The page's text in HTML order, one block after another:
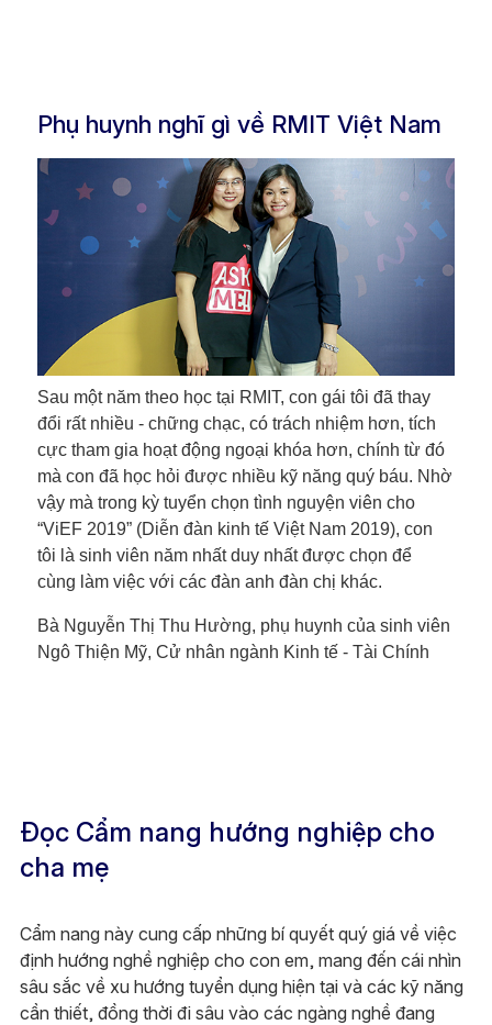
Phụ huynh nghĩ gì về RMIT Việt Nam
Sau một năm theo học tại RMIT, con gái tôi đã thay
đổi rất nhiều - chững chạc, có trách nhiệm hơn, tích
cực tham gia hoạt động ngoại khóa hơn, chính từ đó
mà con đã học hỏi được nhiều kỹ năng quý báu. Nhờ
vậy mà trong kỳ tuyển chọn tình nguyện viên cho
“ViEF 2019” (Diễn đàn kinh tế Việt Nam 2019), con
tôi là sinh viên năm nhất duy nhất được chọn để
cùng làm việc với các đàn anh đàn chị khác.
Bà Nguyễn Thị Thu Hường, phụ huynh của sinh viên
Ngô Thiện Mỹ, Cử nhân ngành Kinh tế - Tài Chính
Đọc Cẩm nang hướng nghiệp cho
cha mẹ
Cẩm nang này cung cấp những bí quyết quý giá về việc
định hướng nghề nghiệp cho con em, mang đến cái nhìn
sâu sắc về xu hướng tuyển dụng hiện tại và các kỹ năng
cần thiết, đồng thời đi sâu vào các ngàng nghề đang